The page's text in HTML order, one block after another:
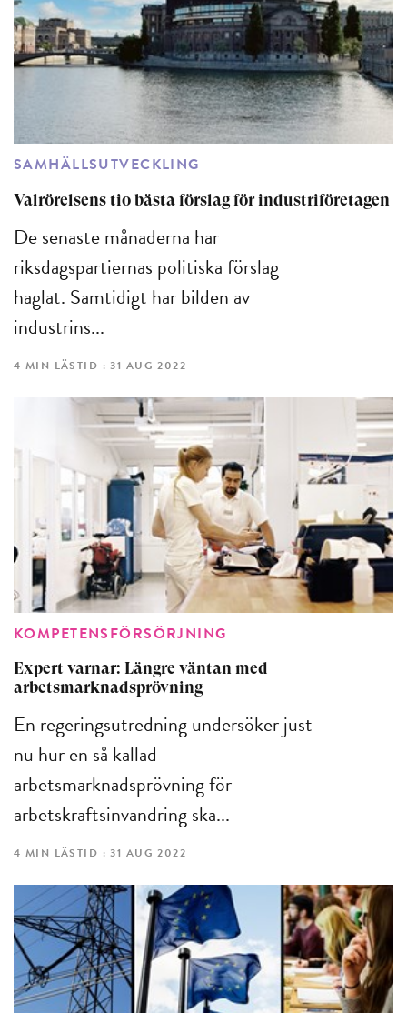
SAMHÄLLSUTVECKLING
Valrörelsens tio bästa förslag för industriföretagen
De senaste månaderna har
riksdagspartiernas politiska förslag
haglat. Samtidigt har bilden av
industrins...
4 MIN LÄSTID : 31 AUG 2022
KOMPETENSFÖRSÖRJNING
Expert varnar: Längre väntan med
arbetsmarknadsprövning
En regeringsutredning undersöker just
nu hur en så kallad
arbetsmarknadsprövning för
arbetskraftsinvandring ska...
4 MIN LÄSTID : 31 AUG 2022